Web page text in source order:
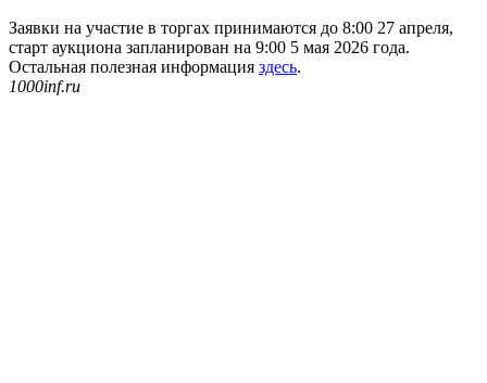
Заявки на участие в торгах принимаются до 8:00 27 апреля,
старт аукциона запланирован на 9:00 5 мая 2026 года.
Остальная полезная информация здесь.
1000inf.ru